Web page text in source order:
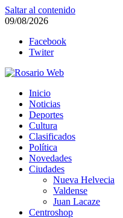
Saltar al contenido
09/08/2026
Facebook
Twiter
Rosario Web
Todas la noticias de Rosario y
Inicio
Noticias
Deportes
Cultura
Clasificados
Política
Novedades
Ciudades
Nueva Helvecia
Valdense
Juan Lacaze
Centroshop